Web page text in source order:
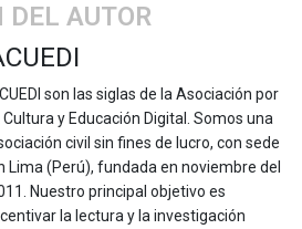
DEL AUTOR
son las siglas de la Asociación por
Cultura y Educación Digital. Somos una
civil sin fines de lucro, con sede
Lima (Perú), fundada en noviembre del
Nuestro principal objetivo es
la lectura y la investigación